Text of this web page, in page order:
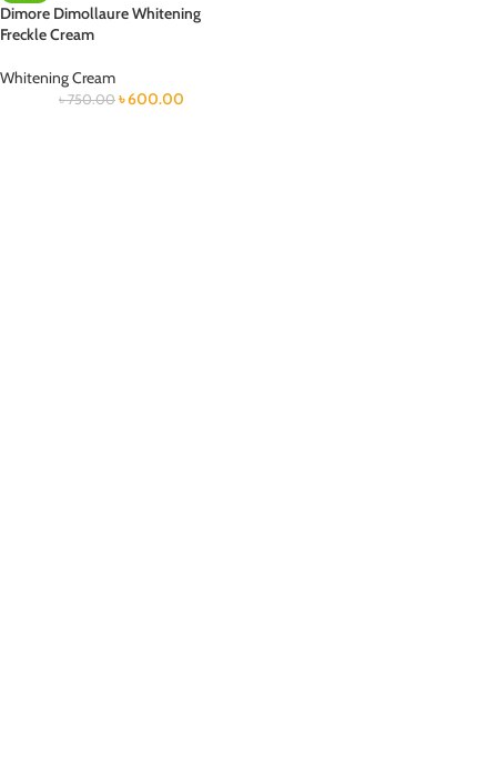
Dimore Dimollaure Whitening
Freckle Cream
Whitening Cream
৳750.00 ৳600.00